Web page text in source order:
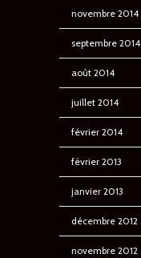
novembre 2014
septembre 2014
août 2014
juillet 2014
février 2014
février 2013
janvier 2013
décembre 2012
novembre 2012